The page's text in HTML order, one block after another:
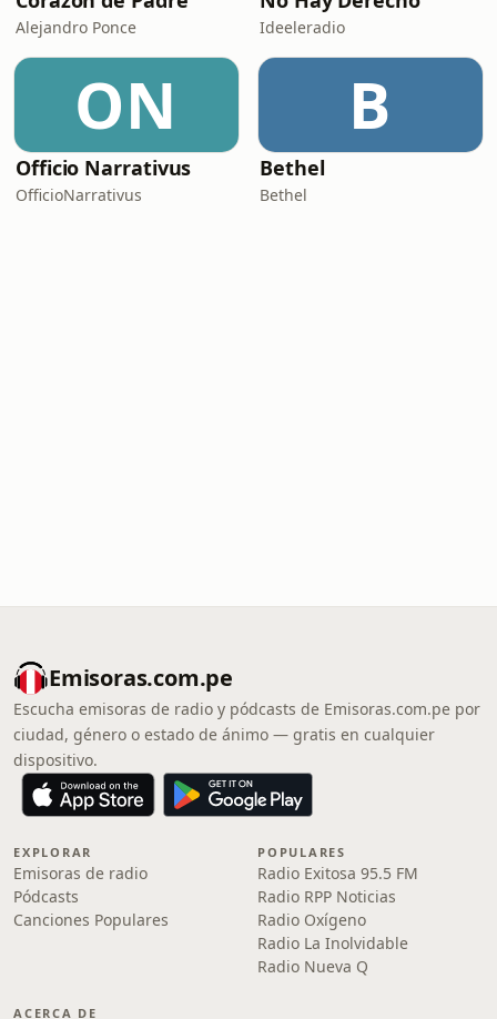
Alejandro Ponce Ideeleradio
ON
Officio Narrativus
OfficioNarrativus
B
Bethel
Bethel
Emisoras.com.pe
Escucha emisoras de radio y pódcasts de Emisoras.com.pe por
ciudad, género o estado de ánimo — gratis en cualquier
dispositivo.
EXPLORAR
Emisoras de radio
Pódcasts
Canciones Populares
POPULARES
Radio Exitosa 95.5 FM
Radio RPP Noticias
Radio Oxígeno
Radio La Inolvidable
Radio Nueva Q
ACERCA DE